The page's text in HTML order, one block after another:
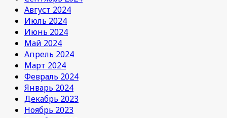
Август 2024
Июль 2024
Июнь 2024
Май 2024
Апрель 2024
Март 2024
Февраль 2024
Январь 2024
Декабрь 2023
Ноябрь 2023